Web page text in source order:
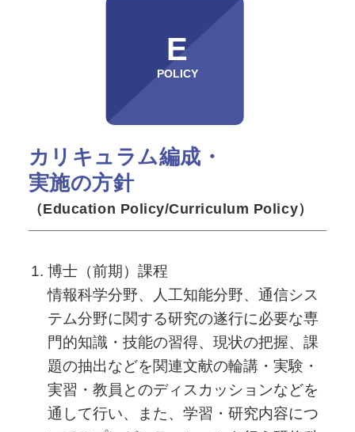
E
POLICY
カリキュラム編成・
実施の方針
（Education Policy/Curriculum Policy）
博士（前期）課程
情報科学分野、人工知能分野、通信シス
テム分野に関する研究の遂行に必要な専
門的知識・技能の習得、現状の把握、課
題の抽出などを関連文献の輪講・実験・
実習・教員とのディスカッションなどを
通して行い、また、学習・研究内容につ